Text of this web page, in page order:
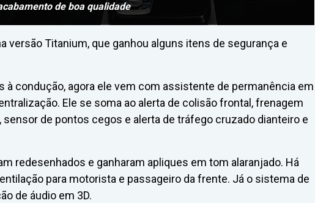
de boa qualidade
versão Titanium, que ganhou alguns itens de segurança e
à condução, agora ele vem com assistente de permanência em
Ele se soma ao alerta de colisão frontal, frenagem
sensor de pontos cegos e alerta de tráfego cruzado dianteiro e
redesenhados e ganharam apliques em tom alaranjado. Há
para motorista e passageiro da frente. Já o sistema de
de áudio em 3D.